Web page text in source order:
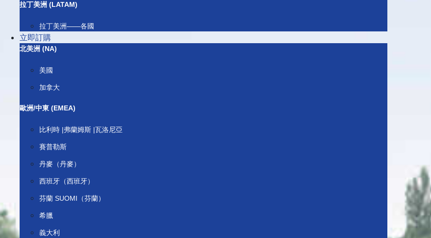
拉丁美洲 (LATAM)
拉丁美洲——各國
立即訂購
北美洲 (NA)
美國
加拿大
歐洲/中東 (EMEA)
比利時 |弗蘭姆斯 |瓦洛尼亞
賽普勒斯
丹麥（丹麥）
西班牙（西班牙）
芬蘭 SUOMI（芬蘭）
希臘
義大利